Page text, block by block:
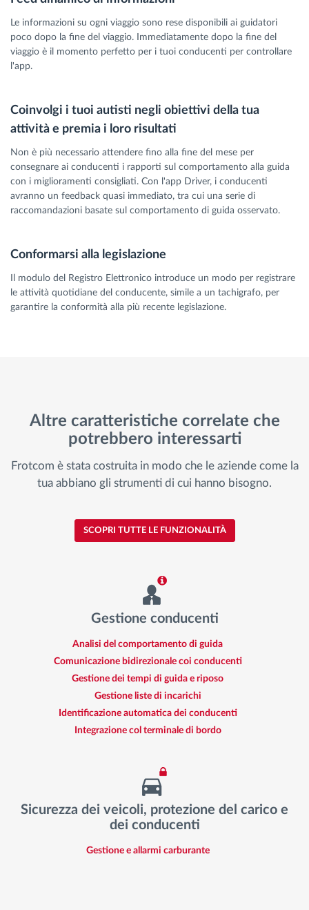
Le informazioni su ogni viaggio sono rese disponibili ai guidatori
poco dopo la fine del viaggio. Immediatamente dopo la fine del
viaggio è il momento perfetto per i tuoi conducenti per controllare
l'app.
Coinvolgi i tuoi autisti negli obiettivi della tua
attività e premia i loro risultati
Non è più necessario attendere fino alla fine del mese per
consegnare ai conducenti i rapporti sul comportamento alla guida
con i miglioramenti consigliati. Con l'app Driver, i conducenti
avranno un feedback quasi immediato, tra cui una serie di
raccomandazioni basate sul comportamento di guida osservato.
Conformarsi alla legislazione
Il modulo del Registro Elettronico introduce un modo per registrare
le attività quotidiane del conducente, simile a un tachigrafo, per
garantire la conformità alla più recente legislazione.
Altre caratteristiche correlate che
potrebbero interessarti
Frotcom è stata costruita in modo che le aziende come la
tua abbiano gli strumenti di cui hanno bisogno.
SCOPRI TUTTE LE FUNZIONALITÀ
Gestione conducenti
Analisi del comportamento di guida
Comunicazione bidirezionale coi conducenti
Gestione dei tempi di guida e riposo
Gestione liste di incarichi
Identificazione automatica dei conducenti
Integrazione col terminale di bordo
Sicurezza dei veicoli, protezione del carico e
dei conducenti
Gestione e allarmi carburante